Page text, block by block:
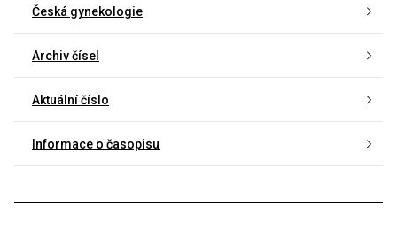
Česká gynekologie
Archiv čísel
Aktuální číslo
Informace o časopisu